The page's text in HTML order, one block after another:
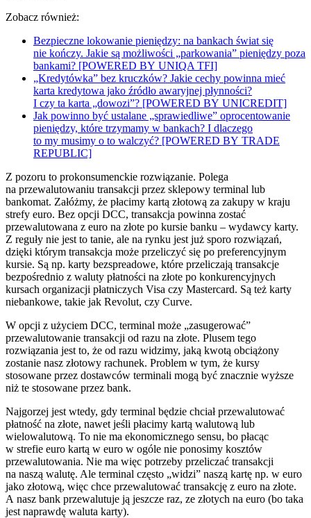
Zobacz również:
Bezpieczne lokowanie pieniędzy: na bankach świat się
nie kończy. Jakie są możliwości „parkowania” pieniędzy poza
bankami? [POWERED BY UNIQA TFI]
„Kredytówka” bez kruczków? Jakie cechy powinna mieć
karta kredytowa jako źródło awaryjnej płynności?
I czy ta karta „dowozi”? [POWERED BY UNICREDIT]
Jak powinno być ustalane „sprawiedliwe” oprocentowanie
pieniędzy, które trzymamy w bankach? I dlaczego
to my musimy o to walczyć? [POWERED BY TRADE
REPUBLIC]
Z pozoru to prokonsumenckie rozwiązanie. Polega
na przewalutowaniu transakcji przez sklepowy terminal lub
bankomat. Załóżmy, że płacimy kartą złotową za zakupy w kraju
strefy euro. Bez opcji DCC, transakcja powinna zostać
przewalutowana z euro na złote po kursie banku – wydawcy karty.
Z reguły nie jest to tanie, ale na rynku jest już sporo rozwiązań,
dzięki którym transakcja może przeliczyć się po preferencyjnym
kursie. Są np. karty bezspreadowe, które przeliczają transakcje
bezpośrednio z waluty płatności na złote po konkurencyjnych
kursach organizacji płatniczych Visa czy Mastercard. Są też karty
niebankowe, takie jak Revolut, czy Curve.
W opcji z użyciem DCC, terminal może „zasugerować”
przewalutowanie transakcji od razu na złote. Plusem tego
rozwiązania jest to, że od razu widzimy, jaką kwotą obciążony
zostanie nasz złotowy rachunek. Problem w tym, że kursy
stosowane przez dostawców terminali mogą być znacznie wyższe
niż te stosowane przez bank.
Najgorzej jest wtedy, gdy terminal będzie chciał przewalutować
płatność na złote, nawet jeśli płacimy kartą walutową lub
wielowalutową. To nie ma ekonomicznego sensu, bo płacąc
w strefie euro kartą w euro w ogóle nie ponosimy kosztów
przewalutowania. Nie ma więc potrzeby przeliczać transakcji
na naszą walutę. Ale terminal często „widzi” naszą kartę np. w euro
jako złotową, więc chce przewalutować transakcję z euro na złote.
A nasz bank przewalutuje ją jeszcze raz, ze złotych na euro (bo taka
jest naprawdę waluta karty).